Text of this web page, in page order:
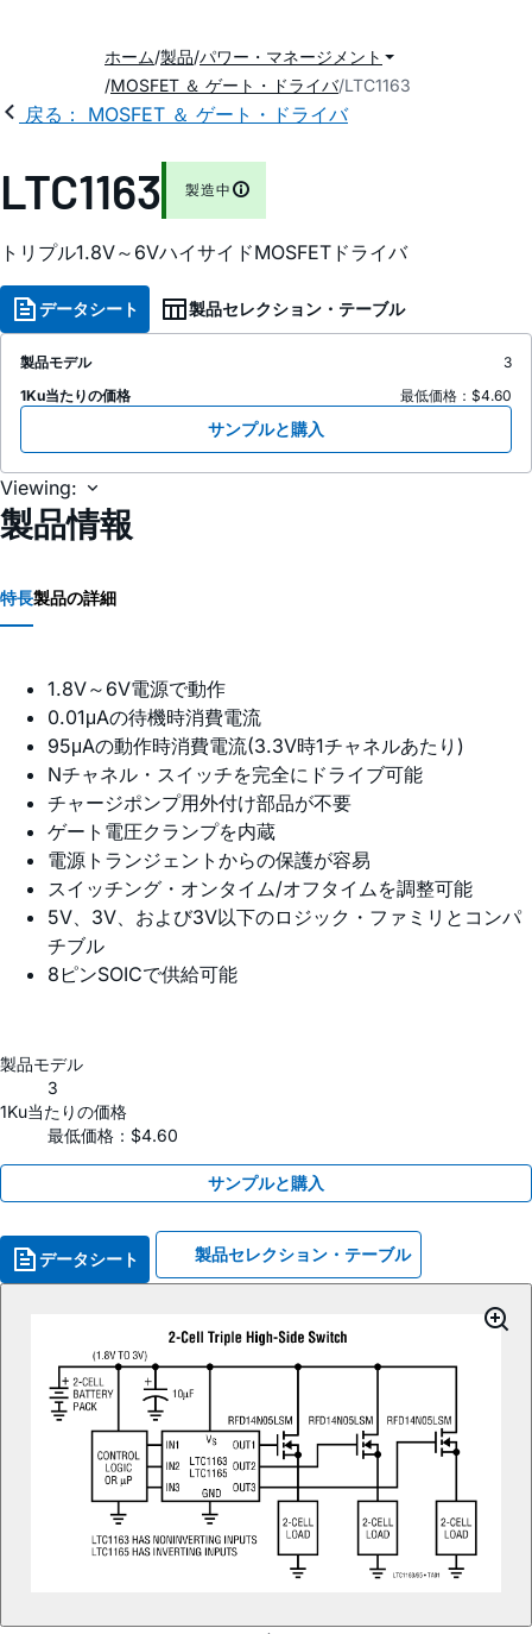
ホーム 製品 パワー・マネージメント
MOSFET ＆ ゲート・ドライバ LTC1163
戻る： MOSFET ＆ ゲート・ドライバ
LTC1163 製造中
トリプル1.8V～6VハイサイドMOSFETドライバ
データシート 製品セレクション・テーブル
製品モデル
3
1Ku当たりの価格
最低価格：$4.60
サンプルと購入
Viewing:
製品情報
特長製品の詳細
1.8V～6V電源で動作
0.01μAの待機時消費電流
95μAの動作時消費電流(3.3V時1チャネルあたり)
Nチャネル・スイッチを完全にドライブ可能
チャージポンプ用外付け部品が不要
ゲート電圧クランプを内蔵
電源トランジェントからの保護が容易
スイッチング・オンタイム/オフタイムを調整可能
5V、3V、および3V以下のロジック・ファミリとコンパ
チブル
8ピンSOICで供給可能
製品モデル
3
1Ku当たりの価格
最低価格：$4.60
サンプルと購入
データシート 製品セレクション・テーブル